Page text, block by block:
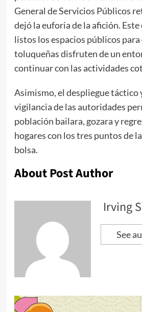
General de Servicios Públicos
dejó la euforia de la afición.
listos los espacios públicos
toluqueñas disfruten de un
continuar con las actividades
Asimismo, el despliegue táctico
vigilancia de las autoridades
población bailara, gozara y
hogares con los tres puntos de
bolsa.
About Post Author
Irving
See